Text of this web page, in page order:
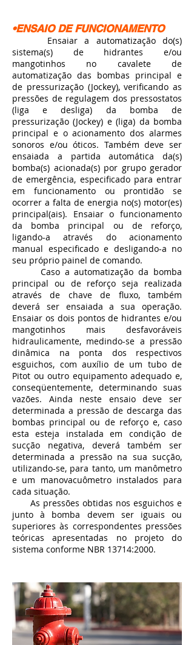
•ENSAIO DE FUNCIONAMENTO
Ensaiar a automatização do(s)
sistema(s) de hidrantes e/ou
mangotinhos no cavalete de
automatização das bombas principal e
de pressurização (Jockey), verificando as
pressões de regulagem dos pressostatos
(liga e desliga) da bomba de
pressurização (Jockey) e (liga) da bomba
principal e o acionamento dos alarmes
sonoros e/ou óticos. Também deve ser
ensaiada a partida automática da(s)
bomba(s) acionada(s) por grupo gerador
de emergência, especificado para entrar
em funcionamento ou prontidão se
ocorrer a falta de energia no(s) motor(es)
principal(ais). Ensaiar o funcionamento
da bomba principal ou de reforço,
ligando-a através do acionamento
manual especificado e desligando-a no
seu próprio painel de comando.
Caso a automatização da bomba
principal ou de reforço seja realizada
através de chave de fluxo, também
deverá ser ensaiada a sua operação.
Ensaiar os dois pontos de hidrantes e/ou
mangotinhos mais desfavoráveis
hidraulicamente, medindo-se a pressão
dinâmica na ponta dos respectivos
esguichos, com auxílio de um tubo de
Pitot ou outro equipamento adequado e,
conseqüentemente, determinando suas
vazões. Ainda neste ensaio deve ser
determinada a pressão de descarga das
bombas principal ou de reforço e, caso
esta esteja instalada em condição de
sucção negativa, deverá também ser
determinada a pressão na sua sucção,
utilizando-se, para tanto, um manômetro
e um manovacuômetro instalados para
cada situação.
As pressões obtidas nos esguichos e
junto à bomba devem ser iguais ou
superiores às correspondentes pressões
teóricas apresentadas no projeto do
sistema conforme NBR 13714:2000.